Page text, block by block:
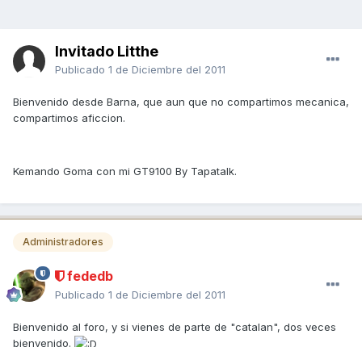
Invitado Litthe
Publicado 1 de Diciembre del 2011
Bienvenido desde Barna, que aun que no compartimos mecanica,
compartimos aficcion.
Kemando Goma con mi GT9100 By Tapatalk.
Administradores
fededb
Publicado 1 de Diciembre del 2011
Bienvenido al foro, y si vienes de parte de "catalan", dos veces
bienvenido.